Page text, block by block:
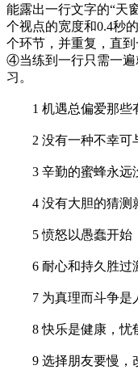
能露出一行文字的“天
个视点的宽度和0.4秒
个环节，并重复，直
④当练到一行只需一遍
习。
1 机遇总偏爱那些
2 没有一种不幸可
3 辛勤的蜜蜂永远
4 没有大胆的猜测
5 愤怒以愚蠢开始
6 耐心和持久胜过
7 为真理而斗争是
8 快乐是健康，忧
9 选择朋友要慢，